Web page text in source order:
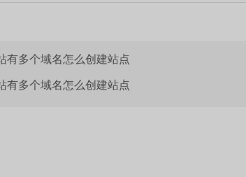
有多个域名怎么创建站点
有多个域名怎么创建站点